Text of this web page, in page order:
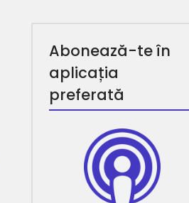
Abonează-te în
aplicația
preferată